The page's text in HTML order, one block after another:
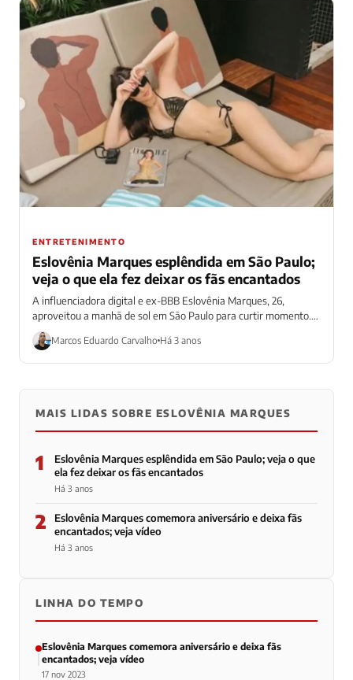
ENTRETENIMENTO
Eslovênia Marques esplêndida em São Paulo;
veja o que ela fez deixar os fãs encantados
A influenciadora digital e ex-BBB Eslovênia Marques, 26,
aproveitou a manhã de sol em São Paulo para curtir momento.
Mas, também, aproveitou...
Marcos Eduardo Carvalho Há 3 anos
MAIS LIDAS SOBRE ESLOVÊNIA MARQUES
1
Eslovênia Marques esplêndida em São Paulo; veja o que
ela fez deixar os fãs encantados
Há 3 anos
2
Eslovênia Marques comemora aniversário e deixa fãs
encantados; veja vídeo
Há 3 anos
LINHA DO TEMPO
Eslovênia Marques comemora aniversário e deixa fãs
encantados; veja vídeo
17 nov 2023